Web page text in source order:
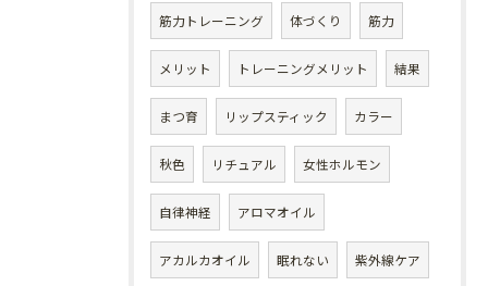
筋力トレーニング 体づくり 筋力
メリット トレーニングメリット 結果
まつ育 リップスティック カラー
秋色 リチュアル 女性ホルモン
自律神経 アロマオイル
アカルカオイル 眠れない 紫外線ケア